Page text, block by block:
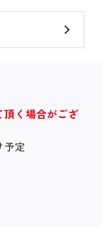
く場合がござ
予定